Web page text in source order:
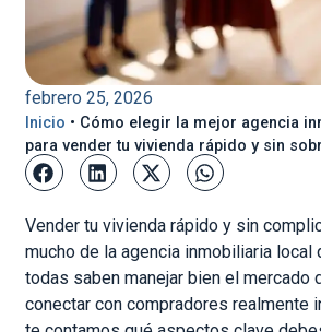
febrero 25, 2026
Inicio • Cómo elegir la mejor agencia
para vender tu vivienda rápido y sin
Vender tu vivienda rápido y sin
mucho de la agencia inmobiliaria local
todas saben manejar bien el mercado
conectar con compradores realmente